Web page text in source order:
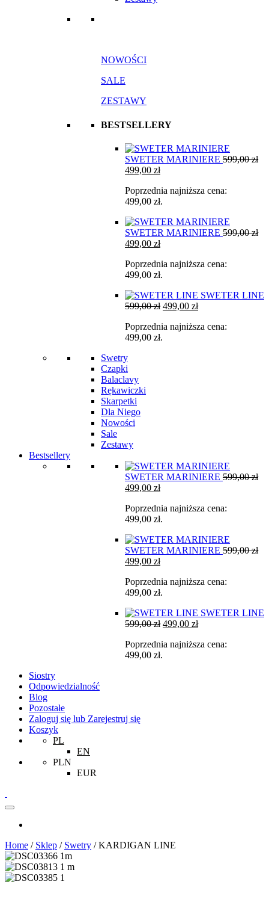
NOWOŚCI
SALE
ZESTAWY
BESTSELLERY
SWETER MARINIERE 599,00zł
Pierwotna
wynosiła:
599,00 zł.
499,00 złAktualna
wynosi:
499,00 zł.
Poprzednia najniższa cena:
499,00 zł.
SWETER MARINIERE 599,00zł
Pierwotna
wynosiła:
599,00 zł.
499,00 złAktualna
wynosi:
499,00 zł.
Poprzednia najniższa cena:
499,00 zł.
SWETER LINE
599,00zł Pierwotna
wynosiła:
499,00 złAktualna
wynosi:
Poprzednia najniższa cena:
499,00 zł.
Swetry
Czapki
Balaclavy
Rękawiczki
Skarpetki
Dla Niego
Nowości
Sale
Zestawy
Bestsellery
SWETER MARINIERE 599,00zł
Pierwotna
wynosiła:
599,00 zł.
499,00 złAktualna
wynosi:
499,00 zł.
Poprzednia najniższa cena:
499,00 zł.
SWETER MARINIERE 599,00zł
Pierwotna
wynosiła:
599,00 zł.
499,00 złAktualna
wynosi:
499,00 zł.
Poprzednia najniższa cena:
499,00 zł.
SWETER LINE
599,00zł Pierwotna
wynosiła:
499,00 złAktualna
wynosi:
Poprzednia najniższa cena:
499,00 zł.
Siostry
Odpowiedzialność
Blog
Pozostałe
Zaloguj się lub Zarejestruj się
Koszyk
PL
EN
PLN
EUR
Home / Sklep / Swetry /KARDIGAN LINE